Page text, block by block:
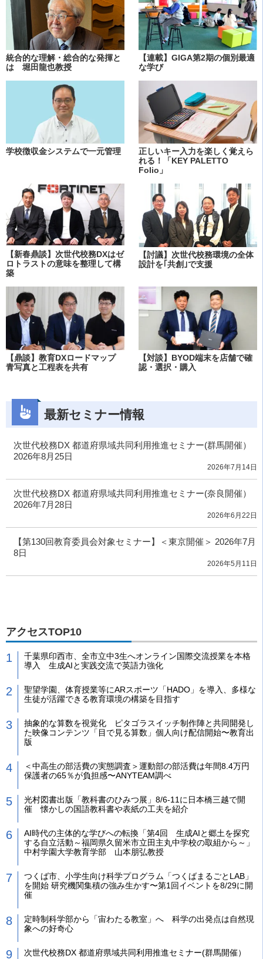
統合的な理解・総合的な発揮と
は 堀田龍也教授
【連載】GIGA第2期の個別最適
な学び
学校徴収金システムで一元管理
正しいキー入力を楽しく覚えら
れる！「KEY PALETTO
Folio」
【新春鼎談】次世代校務DXはゼ
ロトラストの意味を整理して構
築
【討議】次世代校務環境の全体
設計を｢共創｣で支援
【鼎談】教育DXロードマップ
青写真と工程表を共有
【対談】BYOD端末を店舗で確
認・選択・購入
最新セミナー情報
次世代校務DX 都道府県域共同利用推進セミナー(群馬開催）
2026年8月25日
2026年7月14日
次世代校務DX 都道府県域共同利用推進セミナー(奈良開催）
2026年7月28日
2026年6月22日
【第130回教育委員会対象セミナー】＜東京開催＞ 2026年7月
8日
2026年5月11日
アクセスTOP10
千葉県印西市、全市立中3生へオンライン国際交流授業を本格
導入 生成AIと実践交流で英語力強化
聖望学園、体育授業等にARスポーツ「HADO」を導入、多様な
生徒が活躍できる教育環境の構築を目指す
抽象的な算数を視覚化 ピタゴラスイッチ制作陣と共同開発し
た映像コンテンツ「目で見る算数」個人向け配信開始〜教育出
版
＜中高生の部活費の実態調査＞運動部の部活費は年間8.4万円
保護者の65％が負担感〜ANYTEAM調べ
光村図書出版「教科書のひみつ展」8/6-11に日本橋三越で開
催 懐かしの国語教科書や表紙の工夫を紹介
AI時代の主体的な学びへの転換「第4回 生成AIと郷土を探究
する自立活動～福岡県久留米市立田主丸中学校の取組から～」
中村学園大学教育学部 山本朋弘教授
つくば市、小学生向け科学プログラム「つくばまるごとLAB」
を開始 研究機関集積の強み生かす〜第1回イベントを8/29に開
催
定時制科学部から「宙わたる教室」へ 科学の出発点は自然現
象への好奇心
次世代校務DX 都道府県域共同利用推進セミナー(群馬開催）